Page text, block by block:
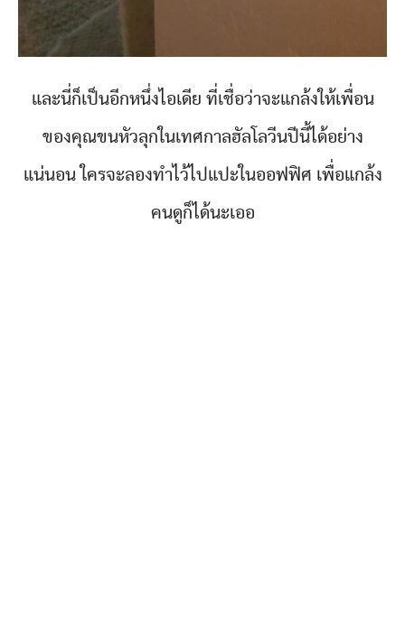
และนี่ก็เป็นอีกหนึ่งไอเดีย ที่เชื่อว่าจะแกล้งให้เพื่อน
ของคุณขนหัวลุกในเทศกาลฮัลโลวีนปีนี้ได้อย่าง
แน่นอน ใครจะลองทำไว้ไปแปะในออฟฟิศ เพื่อแกล้ง
คนดูก็ได้นะเออ